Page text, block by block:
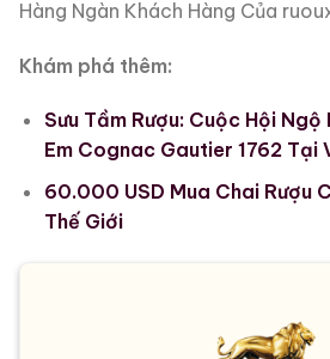
Hàng Ngàn Khách Hàng Của
Khám phá thêm:
Sưu Tầm Rượu: Cuộc Hội
Em Cognac Gautier 1762 Tại
60.000 USD Mua Chai Rượu
Thế Giới